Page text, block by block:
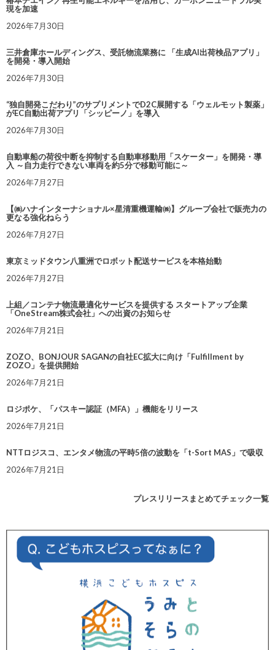
現を加速
2026年7月30日
三井倉庫ホールディングス、受託物流業務に 「生成AI出荷検品アプリ」
を開発・導入開始
2026年7月30日
“独自開発こだわり”のサプリメントでD2C展開する「ウェルモット製薬」
がEC自動出荷アプリ「シッピーノ」を導入
2026年7月30日
自動車船の荷役中断を抑制する自動車移動用「スケーター」を開発・導
入 ～自力走行できない車両を約5分で移動可能に～
2026年7月27日
【㈱ハナインターナショナル×星清重機運輸㈱】グループ会社で販売力の
更なる強化ねらう
2026年7月27日
東京ミッドタウン八重洲でロボット配送サービスを本格始動
2026年7月27日
上組／コンテナ物流最適化サービスを提供する スタートアップ企業
「OneStream株式会社」への出資のお知らせ
2026年7月21日
ZOZO、BONJOUR SAGANの自社EC拡大に向け「Fulfillment by
ZOZO」を提供開始
2026年7月21日
ロジポケ、「パスキー認証（MFA）」機能をリリース
2026年7月21日
NTTロジスコ、エンタメ物流の平時5倍の波動を「t-Sort MAS」で吸収
2026年7月21日
プレスリリースまとめてチェック一覧